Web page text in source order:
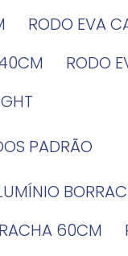
RODO EVA
RODO
PADRÃO
60CM